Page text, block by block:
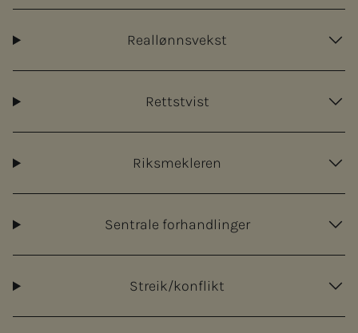
Reallønnsvekst
Rettstvist
Riksmekleren
Sentrale forhandlinger
Streik/konflikt